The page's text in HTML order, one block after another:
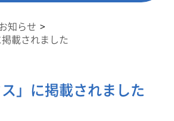
お知らせ
掲載されました
ス」に掲載されました